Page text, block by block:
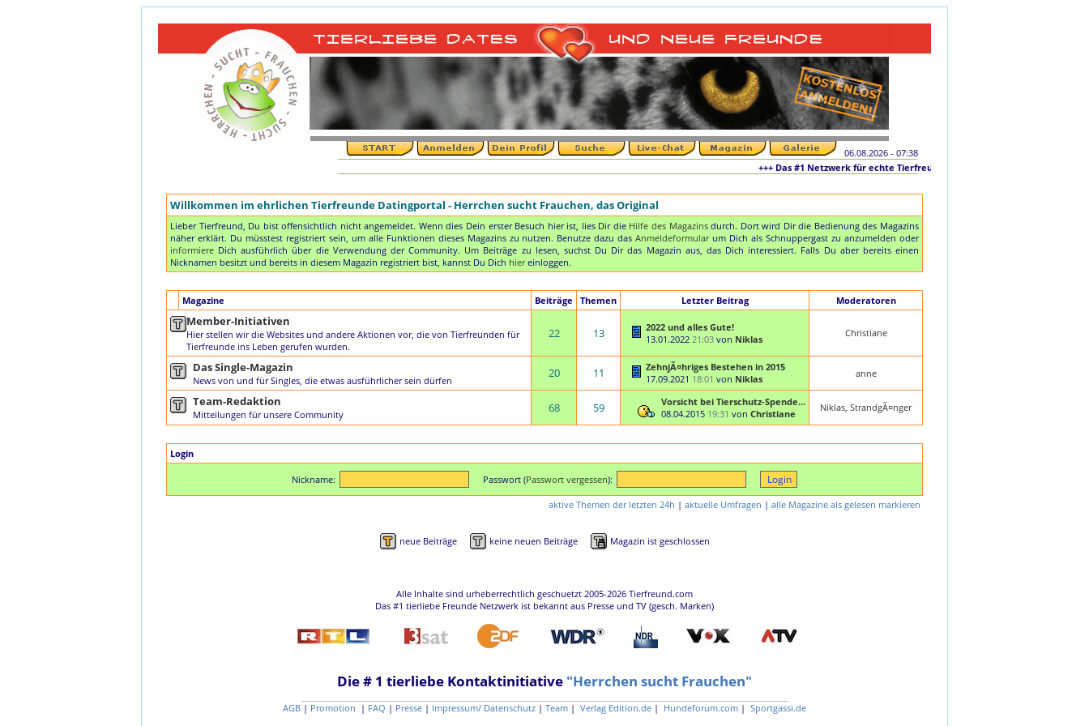
06.08.2026 - 07:38
+++ Das #1 Netzwerk für echte Tierfreunde und tierliebe Singles +++ Die
Willkommen im ehrlichen Tierfreunde Datingportal - Herrchen sucht Frauchen, das Original
Lieber Tierfreund, Du bist offensichtlich nicht angemeldet. Wenn dies Dein erster Besuch hier ist, lies Dir die Hilfe des Magazinsdurch. Dort wird Dir die Bedienung des Magazins
näher erklärt. Du müsstest registriert sein, um alle Funktionen dieses Magazins zu nutzen. Benutze dazu dasAnmeldeformularum Dich als Schnuppergast zu anzumelden oder
informiere Dich ausführlich über die Verwendung der Community. Um Beiträge zu lesen, suchst Du Dir das Magazin aus, das Dich interessiert. Falls Du aber bereits einen
Nicknamen besitzt und bereits in diesem Magazin registriert bist, kannst Du Dich hiereinloggen.
Magazine Beiträge Themen Letzter Beitrag Moderatoren
Member-Initiativen
Hier stellen wir die Websites und andere Aktionen vor, die von Tierfreunden für
Tierfreunde ins Leben gerufen wurden.
22 13
2022 und alles Gute!
13.01.2022 21:03 von Niklas
Christiane
Das Single-Magazin
News von und für Singles, die etwas ausführlicher sein dürfen
20 11
ZehnjÃ¤hriges Bestehen in 2015
17.09.2021 18:01 von Niklas anne
Team-Redaktion
Mitteilungen für unsere Community 68 59
Vorsicht bei Tierschutz-Spende...
08.04.2015 19:31 von Christiane
Niklas, StrandgÃ¤nger
Login
Nickname: Passwort (Passwort vergessen):
aktive Themen der letzten 24h | aktuelle Umfragen | alle Magazine als gelesen markieren
neue Beiträge keine neuen Beiträge Magazin ist geschlossen
Alle Inhalte sind urheberrechtlich geschuetzt 2005-2026 Tierfreund.com
Das #1 tierliebe Freunde Netzwerk ist bekannt aus Presse und TV (gesch. Marken)
Die # 1 tierliebe Kontaktinitiative "Herrchen sucht Frauchen"
AGB | Promotion | FAQ | Presse | Impressum/ Datenschutz | Team | Verlag Edition.de | Hundeforum.com | Sportgassi.de